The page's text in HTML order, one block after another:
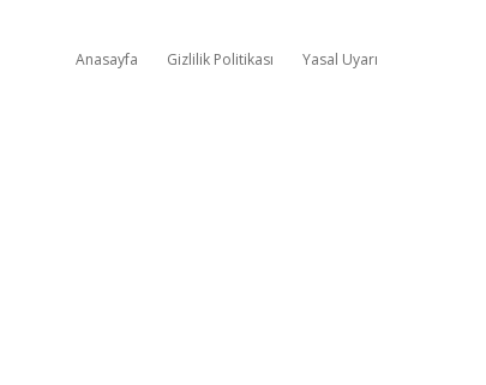
Anasayfa Gizlilik Politikası Yasal Uyarı